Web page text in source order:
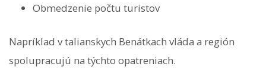
Obmedzenie počtu turistov
Napríklad v talianskych Benátkach vláda a región
spolupracujú na týchto opatreniach.